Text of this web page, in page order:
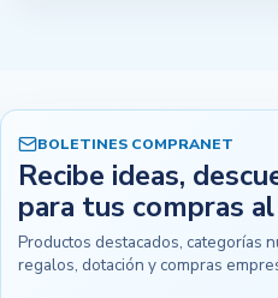
BOLETINES COMPRANET
Recibe ideas,
para tus compras
Productos destacados, categorías
regalos, dotación y compras